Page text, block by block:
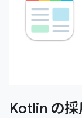
Kotlin の採